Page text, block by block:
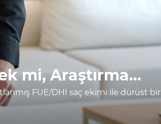
mi, Araştırma
FUE/DHI saç ekimi ile dürüst bir